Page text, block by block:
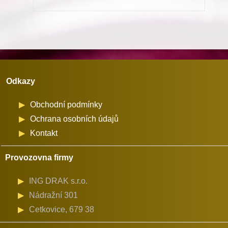
Odkazy
Obchodní podmínky
Ochrana osobních údajů
Kontakt
Provozovna firmy
ING DRAK s.r.o.
Nádražní 301
Cetkovice, 679 38